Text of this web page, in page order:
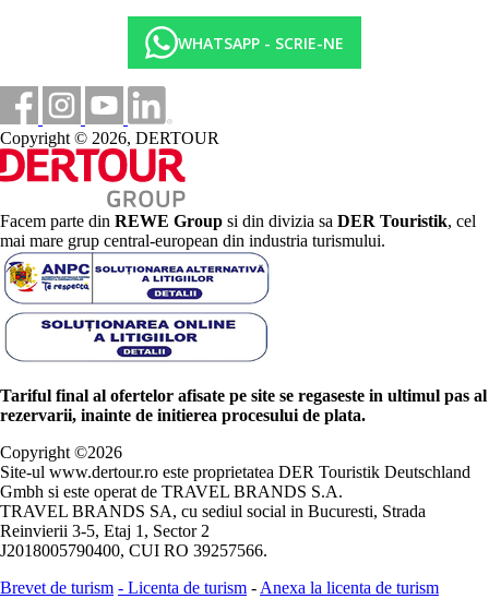
WHATSAPP - SCRIE-NE
Copyright © 2026, DERTOUR
Facem parte din REWE Group si din divizia sa DER Touristik, cel
mai mare grup central-european din industria turismului.
Tariful final al ofertelor afisate pe site se regaseste in ultimul pas al
rezervarii, inainte de initierea procesului de plata.
Copyright ©2026
Site-ul www.dertour.ro este proprietatea DER Touristik Deutschland
Gmbh si este operat de TRAVEL BRANDS S.A.
TRAVEL BRANDS SA, cu sediul social in Bucuresti, Strada
Reinvierii 3-5, Etaj 1, Sector 2
J2018005790400, CUI RO 39257566.
Brevet de turism - Licenta de turism -Anexa la licenta de turism